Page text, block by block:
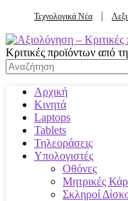
Τεχνολογικά Νέα
Κριτικές προϊόντων από
Αρχική
Κινητά
Laptops
Tablets
Τηλεοράσεις
Υπολογιστές
Οθόνες
Μητρικές
Σκληροί